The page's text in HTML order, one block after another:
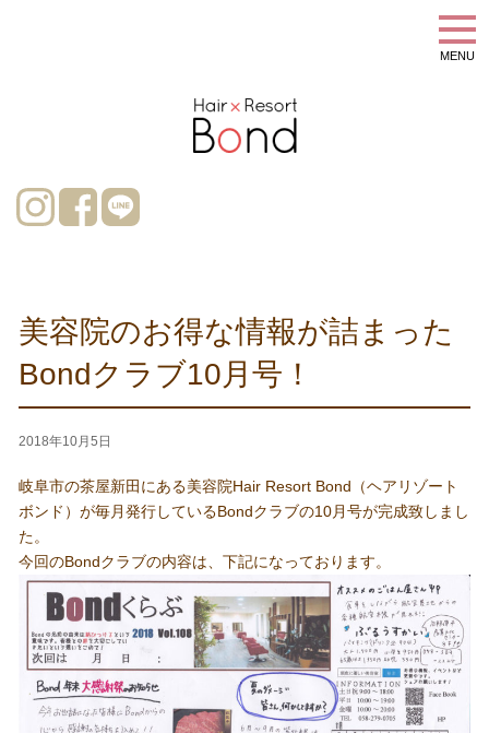
MENU
美容院のお得な情報が詰まった
Bondクラブ10月号！
2018年10月5日
岐阜市の茶屋新田にある美容院Hair Resort Bond（ヘアリゾート
ボンド）が毎月発行しているBondクラブの10月号が完成致しまし
た。
今回のBondクラブの内容は、下記になっております。